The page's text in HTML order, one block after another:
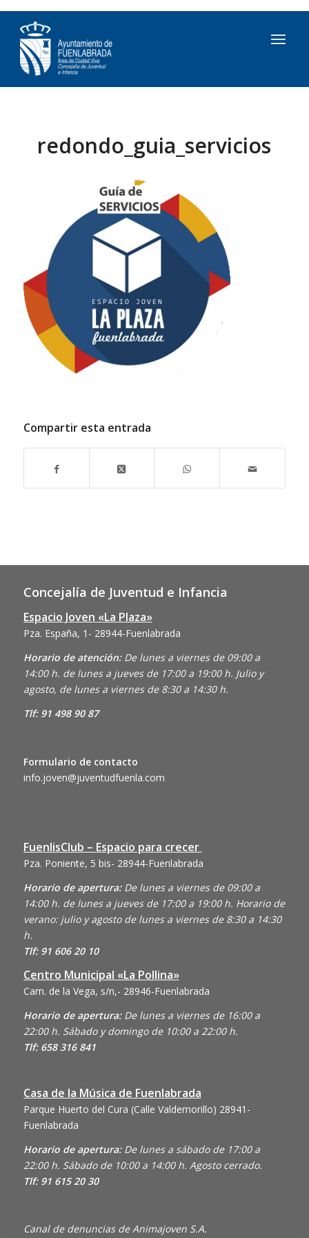
redondo_guia_servicios
Compartir esta entrada
Concejalía de Juventud e Infancia
Espacio Joven «La Plaza»
Pza. España, 1- 28944-Fuenlabrada
Horario de atención: De lunes a viernes de 09:00 a
14:00 h. de lunes a jueves de 17:00 a 19:00 h. Julio y
agosto, de lunes a viernes de 8:30 a 14:30 h.
Tlf: 91 498 90 87
Formulario de contacto
info.joven@juventudfuenla.com
FuenlisClub – Espacio para crecer
Pza. Poniente, 5 bis- 28944-Fuenlabrada
Horario de apertura:De lunes a viernes de 09:00 a
14:00 h. de lunes a jueves de 17:00 a 19:00 h. Horario de
verano: julio y agosto de lunes a viernes de 8:30 a 14:30
h.
Tlf: 91 606 20 10
Centro Municipal «La Pollina»
Cam. de la Vega, s/n,- 28946-Fuenlabrada
Horario de apertura: De lunes a viernes de 16:00 a
22:00 h. Sábado y domingo de 10:00 a 22:00 h.
Tlf: 658 316 841
Casa de la Música de Fuenlabrada
Parque Huerto del Cura (Calle Valdemorillo) 28941-
Fuenlabrada
Horario de apertura: De lunes a sábado de 17:00 a
22:00 h. Sábado de 10:00 a 14:00 h. Agosto cerrado.
Tlf: 91 615 20 30
Canal de denuncias de Animajoven S.A.